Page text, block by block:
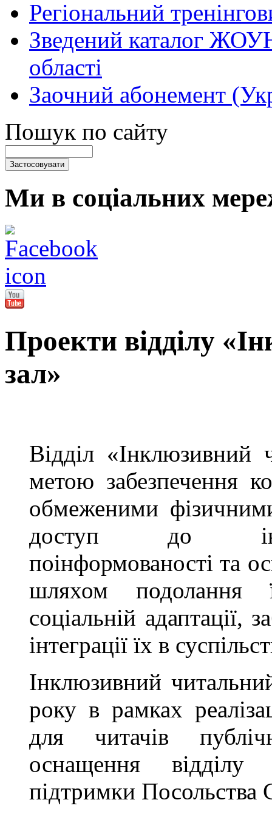
Регіональний
Зведений каталог
області
Заочний абонемент
Пошук по сайту
Ми в соціальних
Проекти відділу
зал»
Відділ «Інклюзивний
метою забезпечення
обмеженими
доступ до
поінформованості та
шляхом подолання
соціальній адаптації,
інтеграції їх в
Інклюзивний
року в рамках
для читачів
оснащення
підтримки